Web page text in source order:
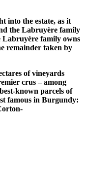
into the estate, as it
the Labruyère family
Labruyère family owns
remainder taken by
of vineyards
crus – among
known parcels of
famous in Burgundy: